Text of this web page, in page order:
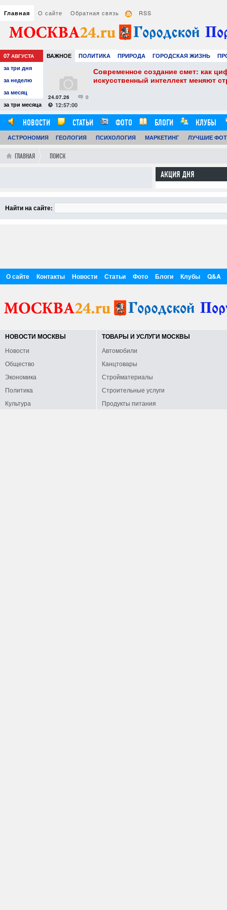
Главная О сайте Обратная связь RSS
07 АВГУСТА ВАЖНОЕ ПОЛИТИКА ПРИРОДА ГОРОДСКАЯ ЖИЗНЬ
ТЕХНОЛОГИИ
за три дня
за неделю
за месяц
за три месяца
и
0
24.07.26
12:57:00
Современное создание смет: как
искусственный интеллект меняют
НОВОСТИ СТАТЬИ ФОТО БЛОГИ
КЛУБЫ
ОБЗОРЫ
ВИДЕОРЕПОРТАЖИ
АСТРОНОМИЯ ГЕОЛОГИЯ ПСИХОЛОГИЯ МАРКЕТИНГ ЛУЧШИЕ
ГЛАВНАЯ ПОИСК
АКЦИЯ ДНЯ
Найти на сайте:
О сайте Контакты Новости Статьи Фото Блоги Клубы Q&A
НОВОСТИ МОСКВЫ
Новости
Общество
Экономика
Политика
Культура
ТОВАРЫ И УСЛУГИ МОСКВЫ
Автомобили
Канцтовары
Стройматериалы
Строительные услуги
Продукты питания